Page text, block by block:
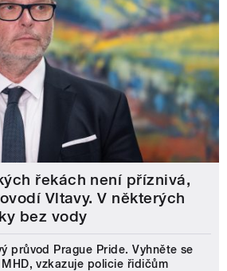
řekách není příznivá,
Vltavy. V některých
bez vody
průvod Prague Pride. Vyhněte se
vzkazuje policie řidičům